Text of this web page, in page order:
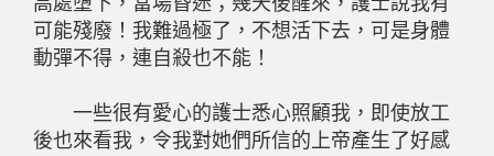
可能殘廢！我難過極了，不想活下去，可是身體
動彈不得，連自殺也不能！
一些很有愛心的護士悉心照顧我，即使放工
後也來看我，令我對她們所信的上帝產生了好感